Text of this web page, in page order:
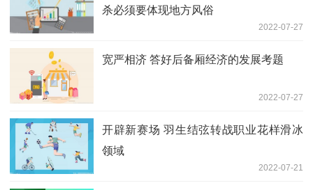
杀必须要体现地方风俗
2022-07-27
宽严相济 答好后备厢经济的发展考题
2022-07-27
开辟新赛场 羽生结弦转战职业花样滑冰
领域
2022-07-21